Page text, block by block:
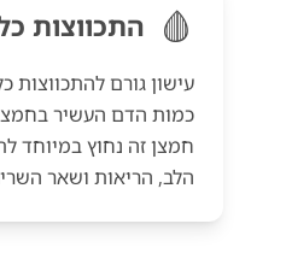
🩸 התכווצות
עישון גורם להתכווצות
כמות הדם העשיר
חמצן זה נחוץ במיוחד
הלב, הריאות ושאר